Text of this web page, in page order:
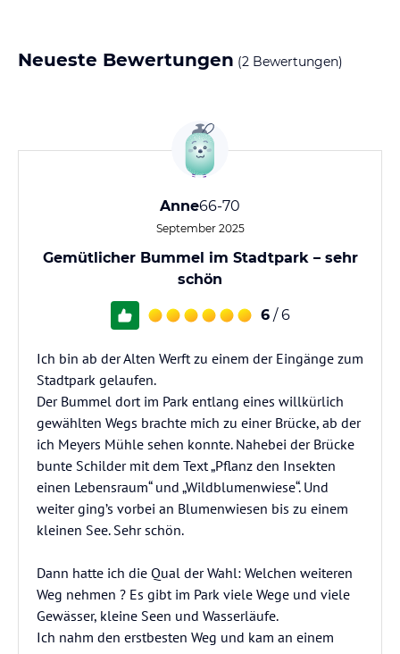
Neueste Bewertungen (2 Bewertungen)
Anne66-70
September 2025
Gemütlicher Bummel im Stadtpark – sehr
schön
6 / 6
Ich bin ab der Alten Werft zu einem der Eingänge zum
Stadtpark gelaufen.
Der Bummel dort im Park entlang eines willkürlich
gewählten Wegs brachte mich zu einer Brücke, ab der
ich Meyers Mühle sehen konnte. Nahebei der Brücke
bunte Schilder mit dem Text „Pflanz den Insekten
einen Lebensraum“ und „Wildblumenwiese“. Und
weiter ging’s vorbei an Blumenwiesen bis zu einem
kleinen See. Sehr schön.
Dann hatte ich die Qual der Wahl: Welchen weiteren
Weg nehmen ? Es gibt im Park viele Wege und viele
Gewässer, kleine Seen und Wasserläufe.
Ich nahm den erstbesten Weg und kam an einem